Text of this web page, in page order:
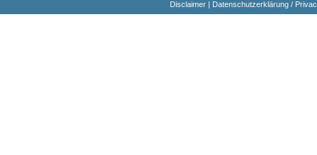
Disclaimer| Datenschutzerklärung /